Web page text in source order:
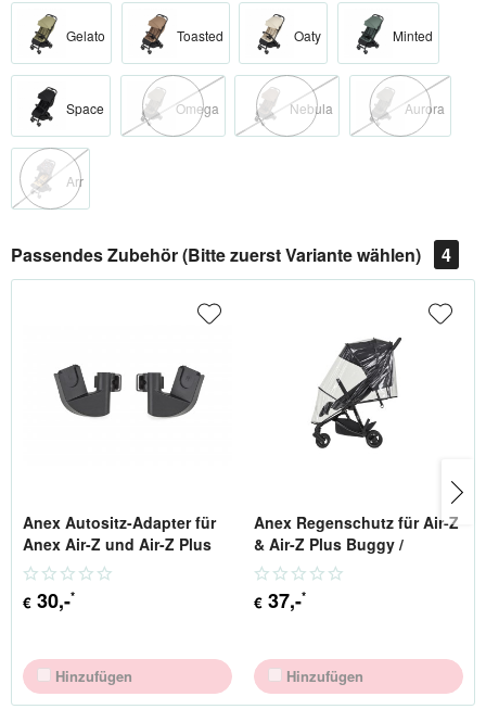
Gelato Toasted Oaty Minted
Space Omega Nebula Aurora
Arr
Passendes Zubehör (Bitte zuerst Variante wählen) 4
Anex Autositz-Adapter für
Anex Air-Z und Air-Z Plus
Rahmen
€ 30,-*
Hinzufügen
Anex Regenschutz für Air-Z
& Air-Z Plus Buggy /
Sportkinderwagen
€ 37,-*
Hinzufügen